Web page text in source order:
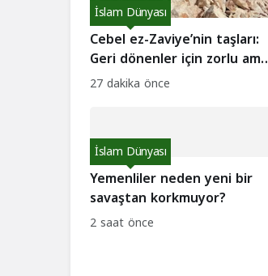
Cebel ez-Zaviye’nin taşları:
Geri dönenler için zorlu ama
umut dolu bir iş kapısı!
İslam Dünyası
27 dakika önce
Yemenliler neden yeni bir
savaştan korkmuyor?
İslam Dünyası
2 saat önce